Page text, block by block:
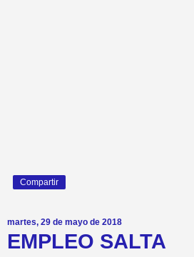
Compartir
martes, 29 de mayo de 2018
EMPLEO SALTA